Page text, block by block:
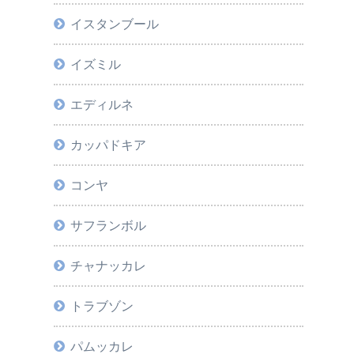
イスタンブール
イズミル
エディルネ
カッパドキア
コンヤ
サフランボル
チャナッカレ
トラブゾン
パムッカレ